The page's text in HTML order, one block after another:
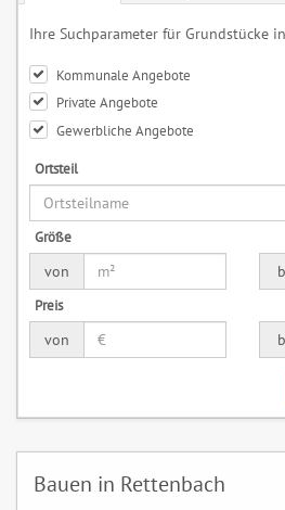
Ihre Suchparameter für Grundstücke
Kommunale Angebote
Private Angebote
Gewerbliche Angebote
Ortsteil
Größe
von
Preis
von
Bauen in Rettenbach